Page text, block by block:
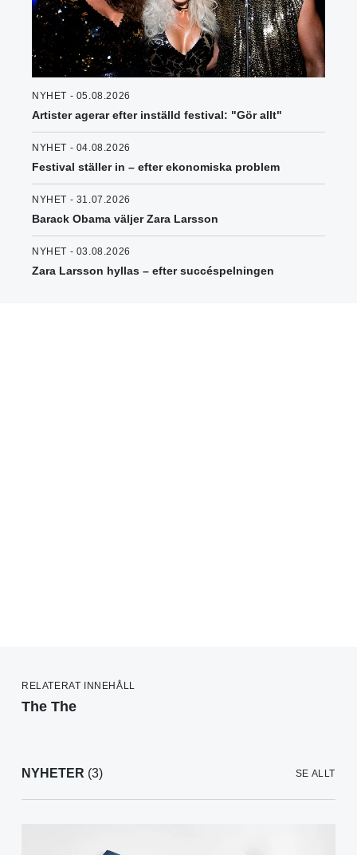
NYHET - 05.08.2026
Artister agerar efter inställd festival: "Gör allt"
NYHET - 04.08.2026
Festival ställer in – efter ekonomiska problem
NYHET - 31.07.2026
Barack Obama väljer Zara Larsson
NYHET - 03.08.2026
Zara Larsson hyllas – efter succéspelningen
RELATERAT INNEHÅLL
The The
NYHETER (3) SE ALLT